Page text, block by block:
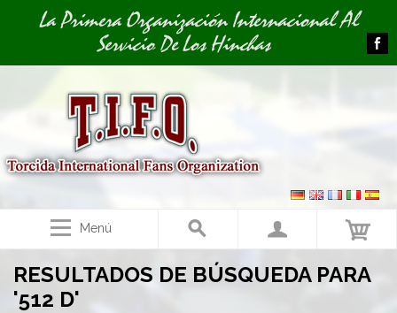
Image 01
Image 02La Primera Organización Internacional Al
Servicio De Los Hinchas
Menú
RESULTADOS DE BÚSQUEDA PARA
'512 D'